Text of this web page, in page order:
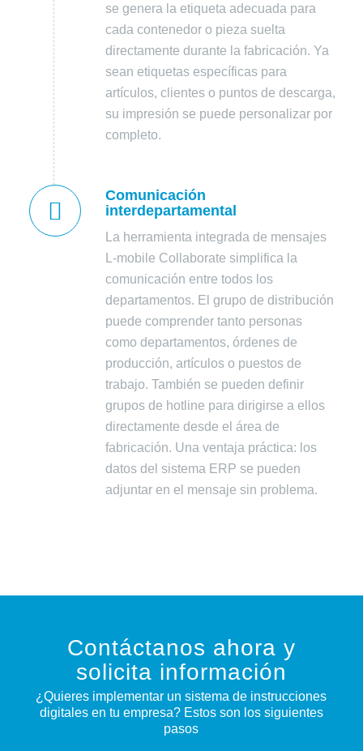
se genera la etiqueta adecuada para
cada contenedor o pieza suelta
directamente durante la fabricación. Ya
sean etiquetas específicas para
artículos, clientes o puntos de descarga,
su impresión se puede personalizar por
completo.
Comunicación
interdepartamental
La herramienta integrada de mensajes
L-mobile Collaborate simplifica la
comunicación entre todos los
departamentos. El grupo de distribución
puede comprender tanto personas
como departamentos, órdenes de
producción, artículos o puestos de
trabajo. También se pueden definir
grupos de hotline para dirigirse a ellos
directamente desde el área de
fabricación. Una ventaja práctica: los
datos del sistema ERP se pueden
adjuntar en el mensaje sin problema.
Contáctanos ahora y
solicita información
¿Quieres implementar un sistema de instrucciones
digitales en tu empresa? Estos son los siguientes
pasos